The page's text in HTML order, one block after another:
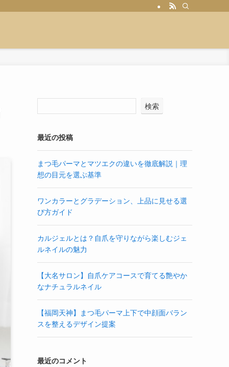
検索
最近の投稿
まつ毛パーマとマツエクの違いを徹底解説｜理
想の目元を選ぶ基準
ワンカラーとグラデーション、上品に見せる選
び方ガイド
カルジェルとは？自爪を守りながら楽しむジェ
ルネイルの魅力
【大名サロン】自爪ケアコースで育てる艶やか
なナチュラルネイル
【福岡天神】まつ毛パーマ上下で中顔面バラン
スを整えるデザイン提案
最近のコメント